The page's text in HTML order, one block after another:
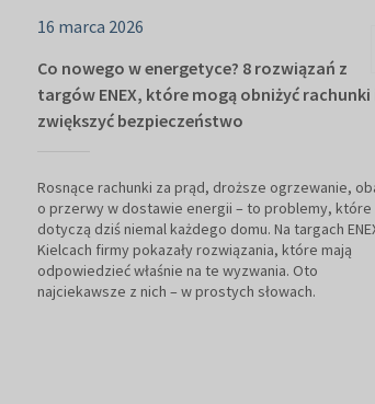
16 marca 2026
Co nowego w energetyce? 8 rozwiązań z
targów ENEX, które mogą obniżyć rachunki
zwiększyć bezpieczeństwo
Rosnące rachunki za prąd, droższe ogrzewanie,
o przerwy w dostawie energii – to problemy, które
dotyczą dziś niemal każdego domu. Na targach
Kielcach firmy pokazały rozwiązania, które mają
odpowiedzieć właśnie na te wyzwania. Oto
najciekawsze z nich – w prostych słowach.